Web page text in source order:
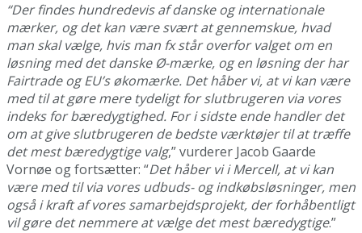
“Der findes hundredevis af danske og internationale
mærker, og det kan være svært at gennemskue, hvad
man skal vælge, hvis man fx står overfor valget om en
løsning med det danske Ø-mærke, og en løsning der har
Fairtrade og EU’s økomærke. Det håber vi, at vi kan være
med til at gøre mere tydeligt for slutbrugeren via vores
indeks for bæredygtighed. For i sidste ende handler det
om at give slutbrugeren de bedste værktøjer til at træffe
det mest bæredygtige valg,” vurderer Jacob Gaarde
Vornøe og fortsætter: “Det håber vi i Mercell, at vi kan
være med til via vores udbuds- og indkøbsløsninger, men
også i kraft af vores samarbejdsprojekt, der forhåbentligt
vil gøre det nemmere at vælge det mest bæredygtige.”